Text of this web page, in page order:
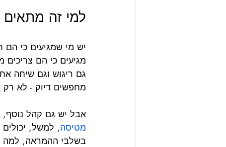
למי זה
יש מי שמגיעים כי הם
מגיעים כי הם
גם ריגוש וגם שיחה
מחפשים דיוק - לא
אבל יש גם קהל נוסף,
מטיסה, למשל,
בשלבי ההמראה, למה